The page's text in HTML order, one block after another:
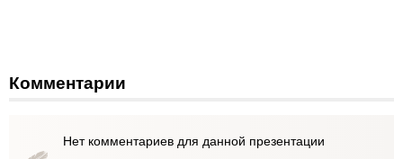
Комментарии
Нет комментариев для данной презентации